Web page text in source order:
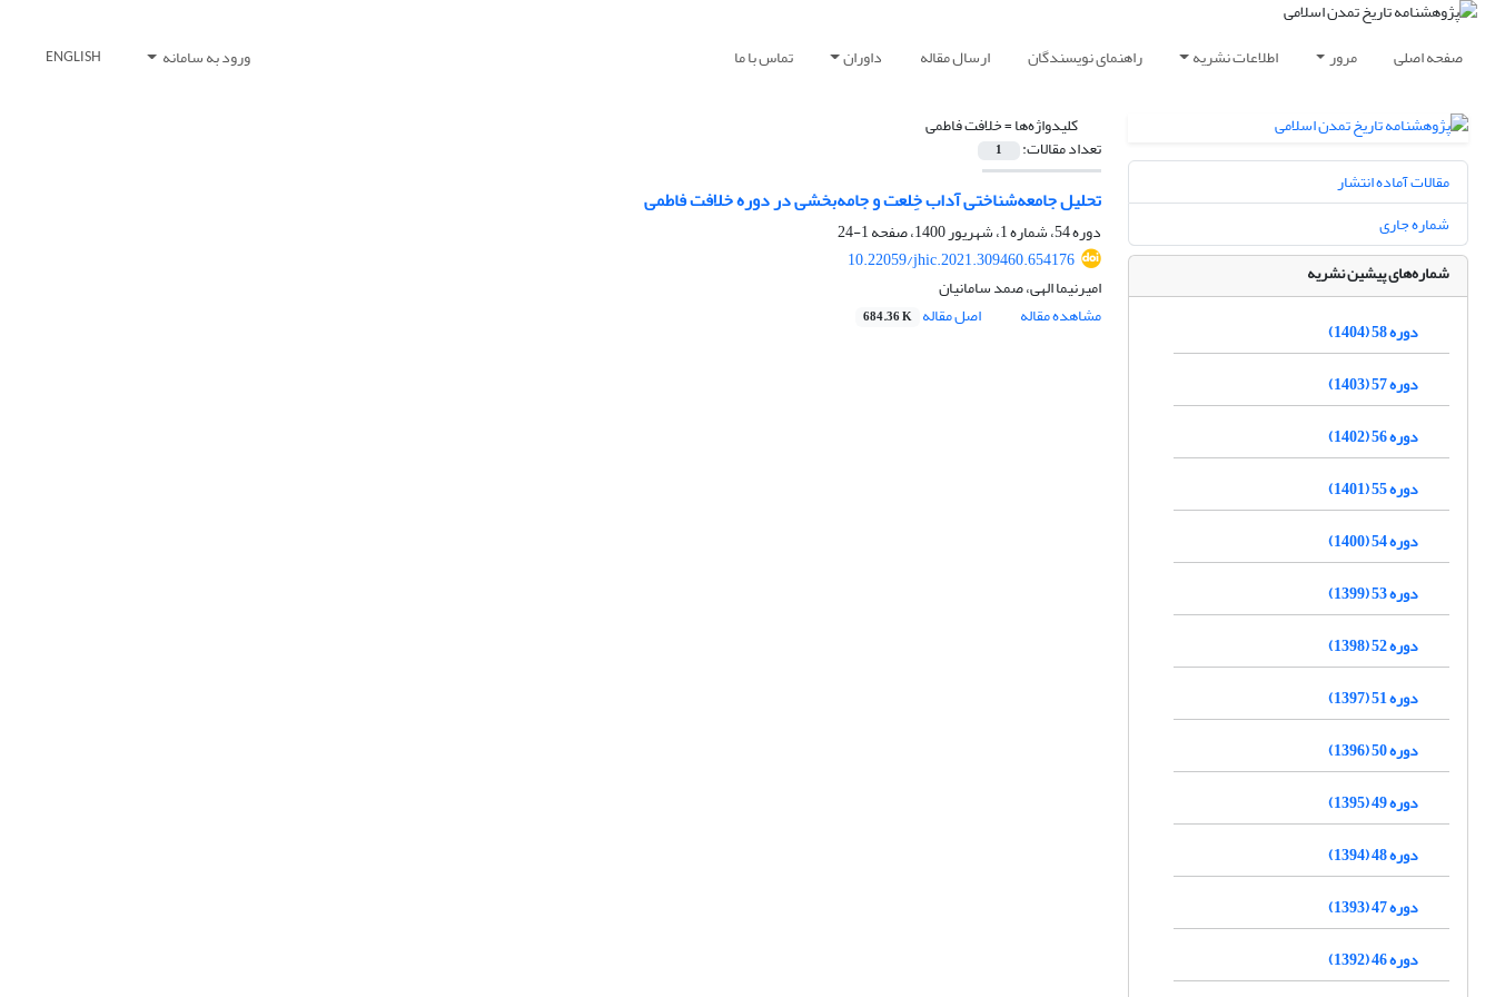
صفحه اصلی مرور اطلاعات نشریه راهنمای نویسندگان ارسال مقاله داوران تماس با ما ورود به سامانه ENGLISH
کلیدواژه‌ها =خلافت فاطمی
تعداد مقالات: 1
تحلیل جامعه‌شناختی آداب خِلعت و جامه‌بخشی در دوره خلافت فاطمی
دوره 54، شماره 1، شهریور 1400، صفحه
1-24
10.22059/jhic.2021.309460.654176
امیرنیما الهی، صمد سامانیان
مشاهده مقاله
اصل مقاله 684.36 K
مقالات آماده انتشار
شماره جاری
شماره‌های پیشین نشریه
دوره 58 (1404)
دوره 57 (1403)
دوره 56 (1402)
دوره 55 (1401)
دوره 54 (1400)
دوره 53 (1399)
دوره 52 (1398)
دوره 51 (1397)
دوره 50 (1396)
دوره 49 (1395)
دوره 48 (1394)
دوره 47 (1393)
دوره 46 (1392)